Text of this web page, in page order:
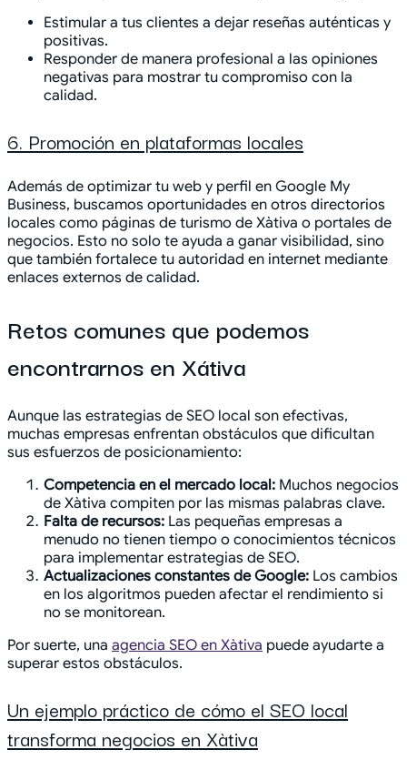
Estimular a tus clientes a dejar reseñas auténticas y
positivas.
Responder de manera profesional a las opiniones
negativas para mostrar tu compromiso con la
calidad.
6. Promoción en plataformas locales
Además de optimizar tu web y perfil en Google My
Business, buscamos oportunidades en otros directorios
locales como páginas de turismo de Xàtiva o portales de
negocios. Esto no solo te ayuda a ganar visibilidad, sino
que también fortalece tu autoridad en internet mediante
enlaces externos de calidad.
Retos comunes que podemos
encontrarnos en Xátiva
Aunque las estrategias de SEO local son efectivas,
muchas empresas enfrentan obstáculos que dificultan
sus esfuerzos de posicionamiento:
Competencia en el mercado local: Muchos negocios
de Xàtiva compiten por las mismas palabras clave.
Falta de recursos: Las pequeñas empresas a
menudo no tienen tiempo o conocimientos técnicos
para implementar estrategias de SEO.
Actualizaciones constantes de Google: Los cambios
en los algoritmos pueden afectar el rendimiento si
no se monitorean.
Por suerte, una agencia SEO en Xàtiva puede ayudarte a
superar estos obstáculos.
Un ejemplo práctico de cómo el SEO local
transforma negocios en Xàtiva